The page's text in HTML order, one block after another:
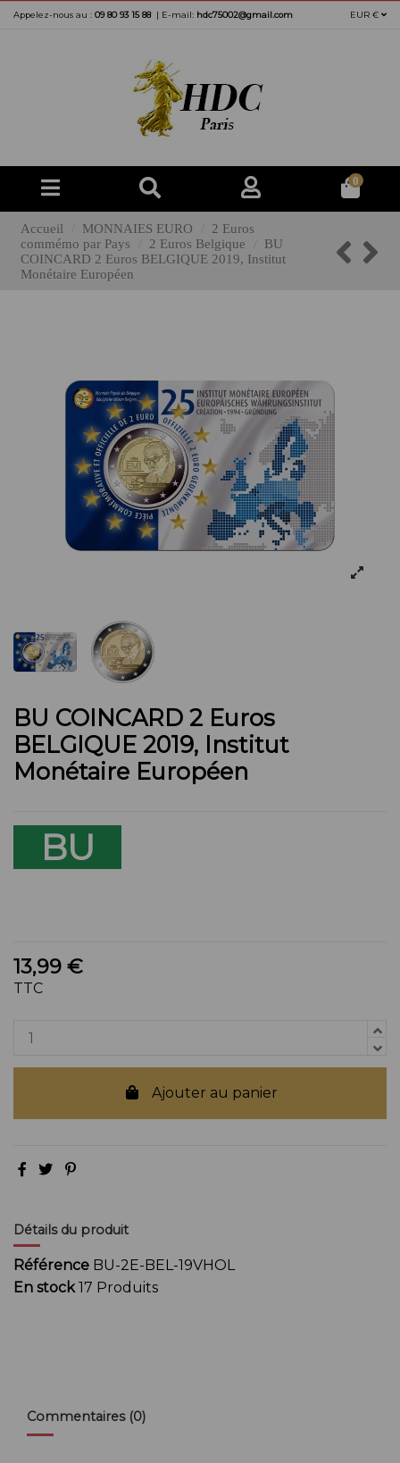
Appelez-nous au : 09 80 93 15 88 | E-mail: hdc75002@gmail.com EUR €
0
Accueil MONNAIES EURO
2 Euros
commémo par Pays
2 Euros Belgique
BU
COINCARD 2 Euros BELGIQUE 2019, Institut
Monétaire Européen
BU COINCARD 2 Euros
BELGIQUE 2019, Institut
Monétaire Européen
BU
13,99 €
TTC
Ajouter au panier
Détails du produit
Référence BU-2E-BEL-19VHOL
En stock 17 Produits
Commentaires (0)